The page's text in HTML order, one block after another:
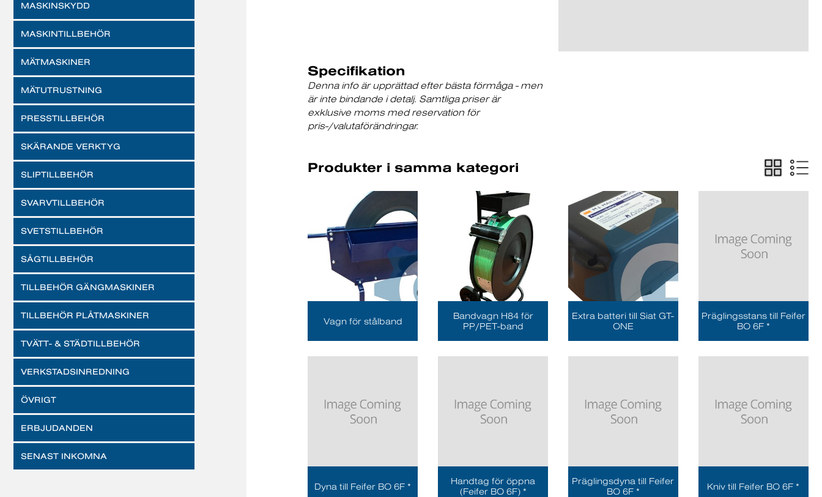
MASKINSKYDD
MASKINTILLBEHÖR
MÄTMASKINER
MÄTUTRUSTNING
PRESSTILLBEHÖR
SKÄRANDE VERKTYG
SLIPTILLBEHÖR
SVARVTILLBEHÖR
SVETSTILLBEHÖR
SÅGTILLBEHÖR
TILLBEHÖR GÄNGMASKINER
TILLBEHÖR PLÅTMASKINER
TVÄTT- & STÄDTILLBEHÖR
VERKSTADSINREDNING
ÖVRIGT
ERBJUDANDEN
SENAST INKOMNA
Specifikation
Denna info är upprättad efter bästa förmåga - men
är inte bindande i detalj. Samtliga priser är
exklusive moms med reservation för
pris-/valutaförändringar.
Produkter i samma kategori
Vagn för stålband
Bandvagn H84 för
PP/PET-band
Extra batteri till Siat GT-
ONE
Präglingsstans till Feifer
BO 6F *
Dyna till Feifer BO 6F *
Handtag för öppna
(Feifer BO 6F) *
Präglingsdyna till Feifer
BO 6F *
Kniv till Feifer BO 6F *